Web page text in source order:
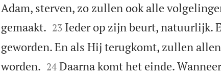
Adam, sterven, zo zullen ook alle
gemaakt.
23 Ieder op zijn beurt, natuurlijk.
geworden. En als Hij terugkomt, zullen
worden.
24 Daarna komt het einde.